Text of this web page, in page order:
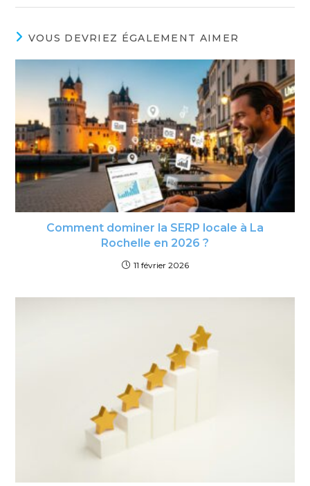
VOUS DEVRIEZ ÉGALEMENT AIMER
Comment dominer la SERP locale à La
Rochelle en 2026 ?
11 février 2026